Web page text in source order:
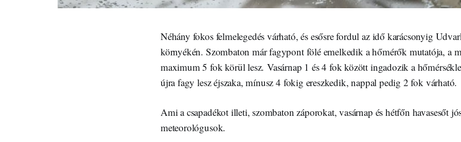
Néhány fokos felmelegedés várható, és esősre fordul az idő karácsonyig
környékén. Szombaton már fagypont fölé emelkedik a hőmérők mutatója, a
maximum 5 fok körül lesz. Vasárnap 1 és 4 fok között ingadozik a
újra fagy lesz éjszaka, mínusz 4 fokig ereszkedik, nappal pedig 2 fok várható.
Ami a csapadékot illeti, szombaton záporokat, vasárnap és hétfőn havasesőt
meteorológusok.